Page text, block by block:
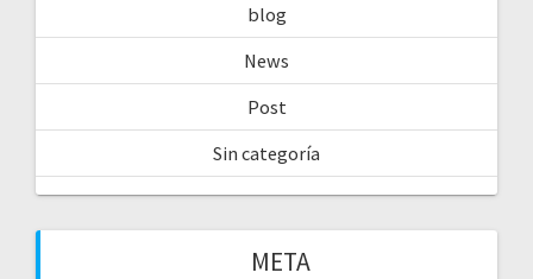
blog
News
Post
Sin categoría
META